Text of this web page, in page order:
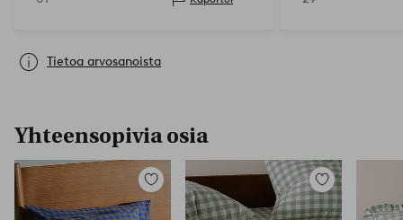
Tietoa arvosanoista
Yhteensopivia osia
Lisää
suosikkeihin
Lisää
suosikkeihin